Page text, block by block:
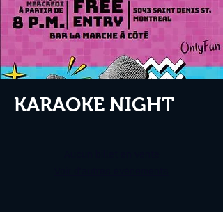
KARAOKE NIGHT